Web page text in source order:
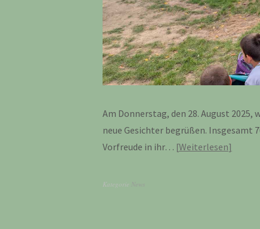
Am Donnerstag, den 28. August 2025,
neue Gesichter begrüßen.
Vorfreude in ihr… Weiterlesen
Kategorie News